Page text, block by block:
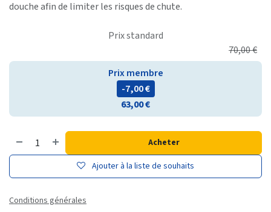
douche afin de limiter les risques de chute.
Prix standard
70,00€
Prix membre
- 7,00€
63,00€
Acheter
Ajouter à la liste de souhaits
Conditions générales